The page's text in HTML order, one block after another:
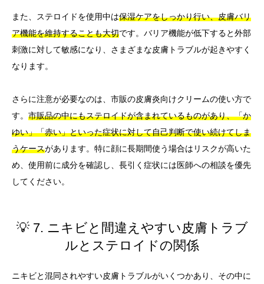
また、ステロイドを使用中は保湿ケアをしっかり行い、皮膚バリ
ア機能を維持することも大切です。バリア機能が低下すると外部
刺激に対して敏感になり、さまざまな皮膚トラブルが起きやすく
なります。
さらに注意が必要なのは、市販の皮膚炎向けクリームの使い方で
す。 市販品の中にもステロイドが含まれているものがあり、「か
ゆい」「赤い」といった症状に対して自己判断で使い続けてしま
うケースがあります。特に顔に長期間使う場合はリスクが高いた
め、使用前に成分を確認し、長引く症状には医師への相談を優先
してください。
💡 7. ニキビと間違えやすい皮膚トラブ
ルとステロイドの関係
ニキビと混同されやすい皮膚トラブルがいくつかあり、その中に